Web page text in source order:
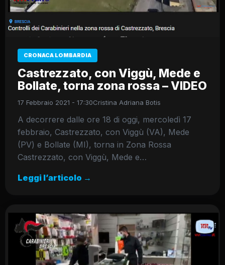
CRONACA LOMBARDIA
Castrezzato, con Viggù, Mede e
Bollate, torna zona rossa – VIDEO
17 Febbraio 2021 - 17:30Cristina Adriana Botis
A decorrere dalle ore 18 di oggi, mercoledì 17
febbraio, Castrezzato, con Viggù (VA), Mede
(PV) e Bollate (MI), torna in Zona Rossa
Castrezzato, con Viggù, Mede e…
Leggi l’articolo →